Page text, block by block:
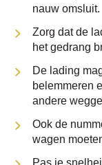
nauw omsluit.
Zorg dat de
het gedrang
De lading
belemmeren
andere
Ook de
wagen
Pas je